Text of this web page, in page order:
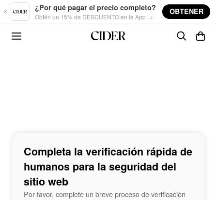
Skip to main content
¿Por qué pagar el precio completo?
Obtén un 15% de DESCUENTO en la App →
OBTENER
Completa la verificación rápida de
humanos para la seguridad del
sitio web
Por favor, complete un breve proceso de verificación